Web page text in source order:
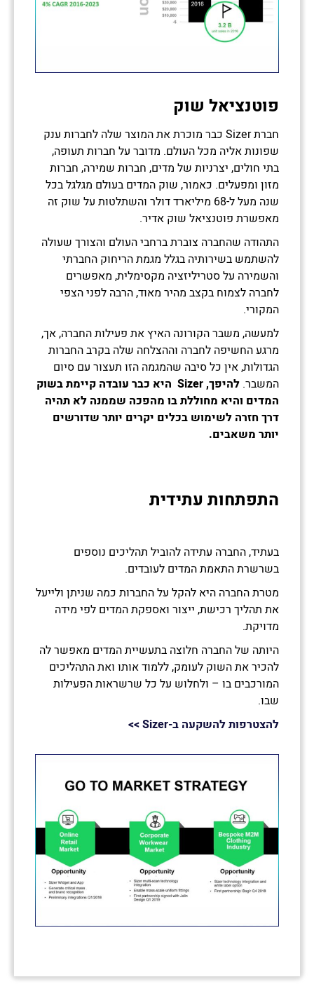
פוטנציאל שוק
חברת Sizer כבר מוכרת את המוצר שלה לחברות ענק
שפונות אליה מכל העולם. מדובר על חברות תעופה,
בתי חולים, יצרניות של מדים, חברות שמירה, חברות
מזון ומפעלים. כאמור, שוק המדים בעולם מגלגל בכל
שנה מעל ל-68 מיליארד דולר והשתלטות על שוק זה
מאפשרת פוטנציאל שוק אדיר.
התהודה שהחברה צוברת ברחבי העולם והצורך שעולה
להשתמש בשירותיה בגלל מגמת הריחוק החברתי
והשמירה על סטריליזציה מקסימלית, מאפשרים
לחברה לצמוח בקצב מהיר מאוד, הרבה לפני הצפי
המקורי.
למעשה, משבר הקורונה האיץ את פעילות החברה, אך,
מרגע החשיפה לחברה וההצלחה שלה בקרב החברות
הגדולות, אין כל סיבה שהמגמה הזו תעצור עם סיום
המשבר. להיפך,Sizer היא כבר עובדה קיימת בשוק
המדים והיא מחוללת בו מהפכה שממנה לא תהיה
דרך חזרה לשימוש בכלים יקרים יותר שדורשים
יותר משאבים.
התפתחות עתידית
בעתיד, החברה עתידה להוביל תהליכים נוספים
בשרשרת התאמת המדים לעובדים.
מטרת החברה היא להקל על החברות כמה שניתן ולייעל
את תהליך רכישת, ייצור ואספקת המדים לפי מידה
מדויקת.
היותה של החברה חלוצה בתעשיית המדים מאפשר לה
להכיר את השוק לעומק, ללמוד אותו ואת התהליכים
המורכבים בו – ולחלוש על כל שרשראות הפעילות
שבו.
להצטרפות להשקעה ב-Sizer
>>